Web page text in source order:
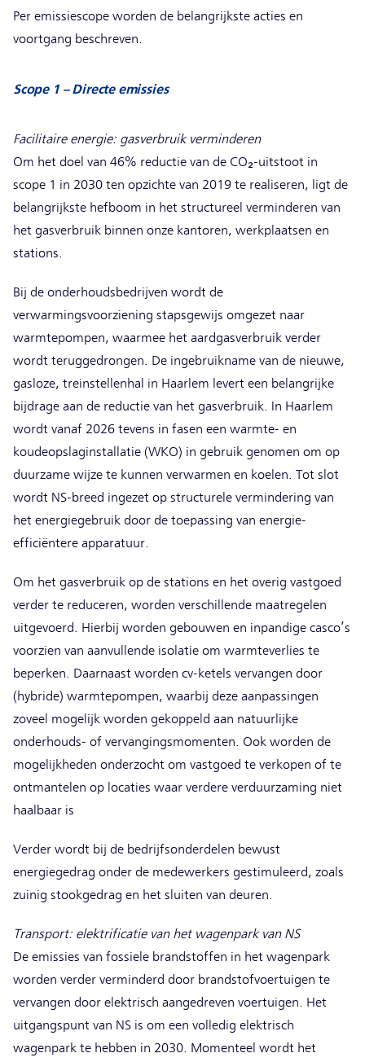
Per emissiescope worden de belangrijkste acties en
voortgang beschreven.
Scope 1 – Directe emissies
Facilitaire energie: gasverbruik verminderen
Om het doel van 46% reductie van de CO₂-uitstoot in
scope 1 in 2030 ten opzichte van 2019 te realiseren, ligt de
belangrijkste hefboom in het structureel verminderen van
het gasverbruik binnen onze kantoren, werkplaatsen en
stations.
Bij de onderhoudsbedrijven wordt de
verwarmingsvoorziening stapsgewijs omgezet naar
warmtepompen, waarmee het aardgasverbruik verder
wordt teruggedrongen. De ingebruikname van de nieuwe,
gasloze, treinstellenhal in Haarlem levert een belangrijke
bijdrage aan de reductie van het gasverbruik. In Haarlem
wordt vanaf 2026 tevens in fasen een warmte- en
koudeopslaginstallatie (WKO) in gebruik genomen om op
duurzame wijze te kunnen verwarmen en koelen. Tot slot
wordt NS-breed ingezet op structurele vermindering van
het energiegebruik door de toepassing van energie-
efficiëntere apparatuur.
Om het gasverbruik op de stations en het overig vastgoed
verder te reduceren, worden verschillende maatregelen
uitgevoerd. Hierbij worden gebouwen en inpandige casco’s
voorzien van aanvullende isolatie om warmteverlies te
beperken. Daarnaast worden cv-ketels vervangen door
(hybride) warmtepompen, waarbij deze aanpassingen
zoveel mogelijk worden gekoppeld aan natuurlijke
onderhouds- of vervangingsmomenten. Ook worden de
mogelijkheden onderzocht om vastgoed te verkopen of te
ontmantelen op locaties waar verdere verduurzaming niet
haalbaar is
Verder wordt bij de bedrijfsonderdelen bewust
energiegedrag onder de medewerkers gestimuleerd, zoals
zuinig stookgedrag en het sluiten van deuren.
Transport: elektrificatie van het wagenpark van NS
De emissies van fossiele brandstoffen in het wagenpark
worden verder verminderd door brandstofvoertuigen te
vervangen door elektrisch aangedreven voertuigen. Het
uitgangspunt van NS is om een volledig elektrisch
wagenpark te hebben in 2030. Momenteel wordt het